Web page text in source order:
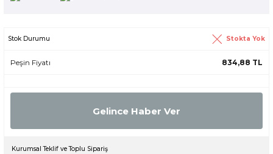
Stok Durumu Stokta Yok
Peşin Fiyatı 834,88 TL
Gelince Haber Ver
Kurumsal Teklif ve Toplu Sipariş